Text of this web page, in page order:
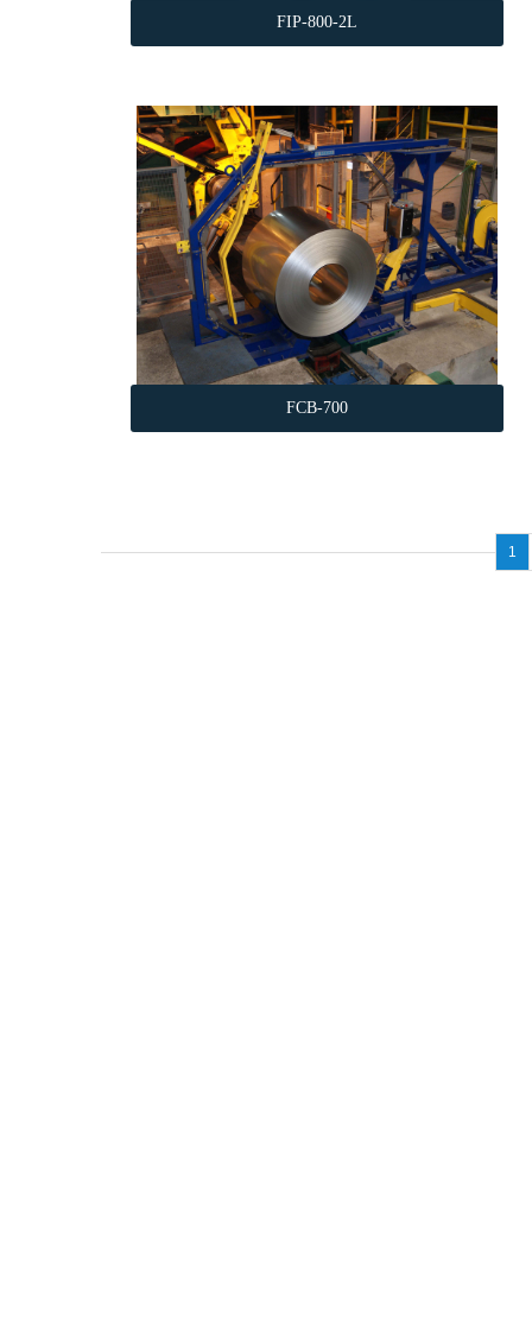
FIP-800-2L
FCB-700
1